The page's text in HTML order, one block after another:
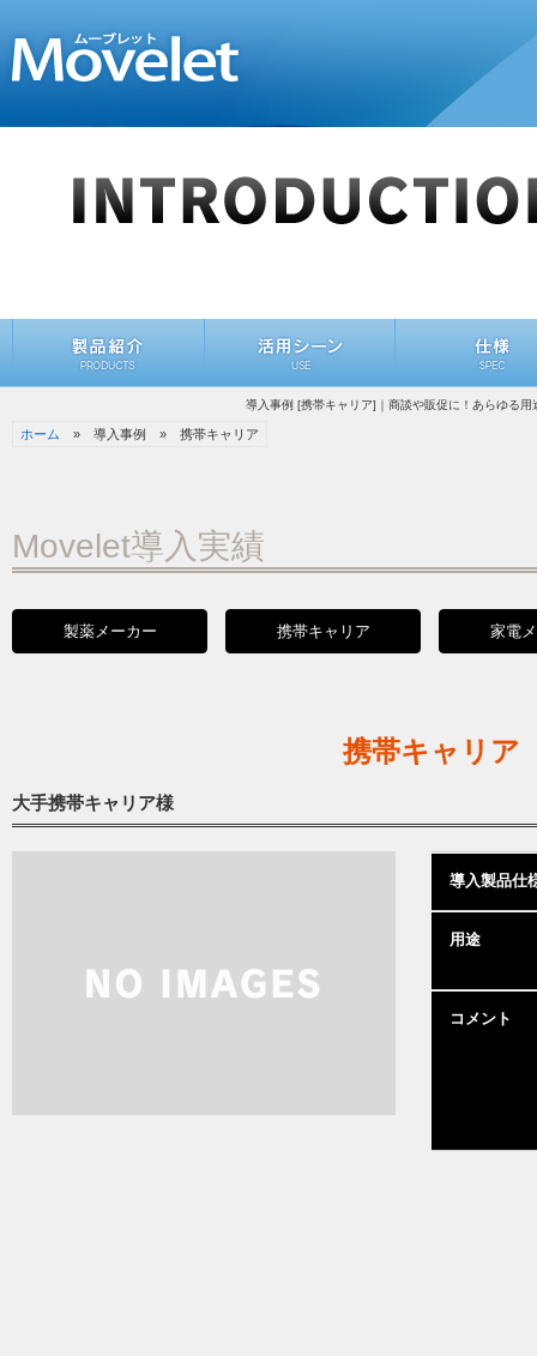
導入事例 [携帯キャリア]｜商談や販促に！あらゆる
ホーム » 導入事例 » 携帯キャリア
Movelet導入実績
製薬メーカー 携帯キャリア 家電
携帯キャリア
大手携帯キャリア様
導入製品仕
用途
コメント